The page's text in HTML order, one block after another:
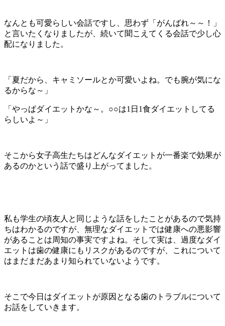
なんとも可愛らしい会話ですし、思わず「がんばれ～～！」
と言いたくなりましたが、続いて聞こえてくる会話で少し心
配になりました。
「夏だから、キャミソールとか可愛いよね。でも腕が気にな
るからな～」
「やっぱダイエットかな～。○○は1日1食ダイエットしてる
らしいよ～」
そこから女子高生たちはどんなダイエットが一番楽で効果が
あるのかという話で盛り上がってました。
私も学生の頃友人と同じような話をしたことがあるので気持
ちはわかるのですが、無理なダイエットでは健康への悪影響
があることは周知の事実ですよね。そして実は、過度なダイ
エットは歯の健康にもリスクがあるのですが、これについて
はまだまだあまり知られていないようです。
そこで今日はダイエットが原因となる歯のトラブルについて
お話をしていきます。